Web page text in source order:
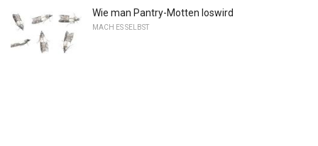
Wie man Pantry-Motten loswird
MACH ES SELBST